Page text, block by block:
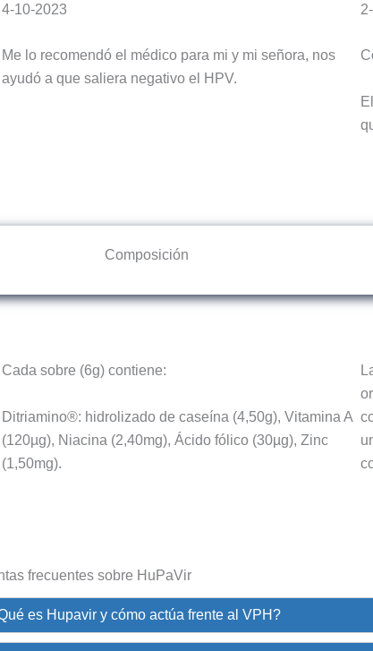
4-10-2023
Me lo recomendó el médico para mi y mi señora, nos
ayudó a que saliera negativo el HPV.
Composición
Cada sobre (6g) contiene:
Ditriamino®: hidrolizado de caseína (4,50g), Vitamina A
(120µg), Niacina (2,40mg), Ácido fólico (30µg), Zinc
(1,50mg).
frecuentes sobre HuPaVir
es Hupavir y cómo actúa frente al VPH?